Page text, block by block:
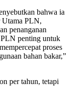
bahwa ia
Utama PLN,
penanganan
penting untuk
proses
bahan bakar,”
per tahun, tetapi